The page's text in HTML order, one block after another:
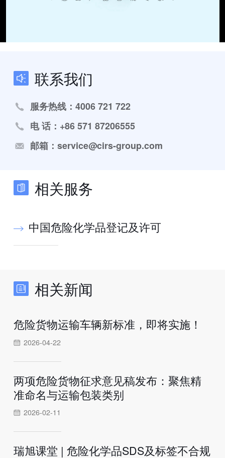
联系我们
服务热线：4006 721 722
电 话：+86 571 87206555
邮箱：service@cirs-group.com
相关服务
中国危险化学品登记及许可
相关新闻
危险货物运输车辆新标准，即将实施！
2026-04-22
两项危险货物征求意见稿发布：聚焦精
准命名与运输包装类别
2026-02-11
瑞旭课堂 | 危险化学品SDS及标签不合规